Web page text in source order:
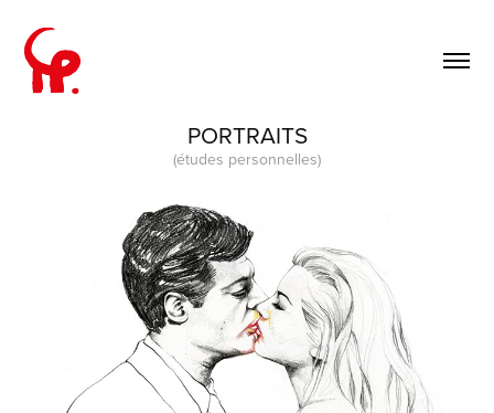
PORTRAITS
(études personnelles)